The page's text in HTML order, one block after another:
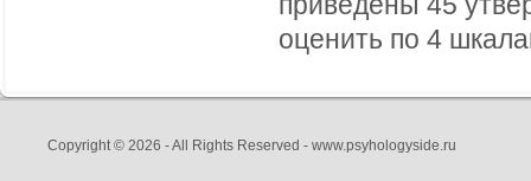
оценить по 4
Copyright © 2026 - All Rights Reserved - www.psyhologyside.ru